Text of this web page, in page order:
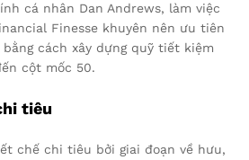
cá nhân Dan Andrews, làm việc
Finesse khuyên nên ưu tiên
cách xây dựng quỹ tiết kiệm
cột mốc 50.
tiêu
chế chi tiêu bởi giai đoạn về hưu,